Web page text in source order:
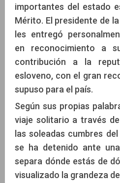
importantes del estado
Mérito. El presidente de
les entregó
en reconocimiento a
contribución a la
esloveno, con el gran
supuso para el país.
Según sus propias
viaje solitario a través
las soleadas cumbres
se ha detenido ante
separa dónde estás de
visualizado la grandeza